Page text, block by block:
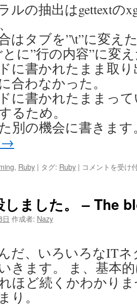
ルの抽出はgettextの
はタブを”\t”に変え
に”行の内容”に変
に書かれたまま取
合わなかった。
に書かれたままっ
るため。
別の機会に書きます
→
, Ruby | タグ: Ruby | C/C++か
列
ル
を
載
の
コメントを受け
しました。 – The
作成者: Nazy
だ、いろいろなIT
きます。 ま、基本
ほど続くかわかり
り。